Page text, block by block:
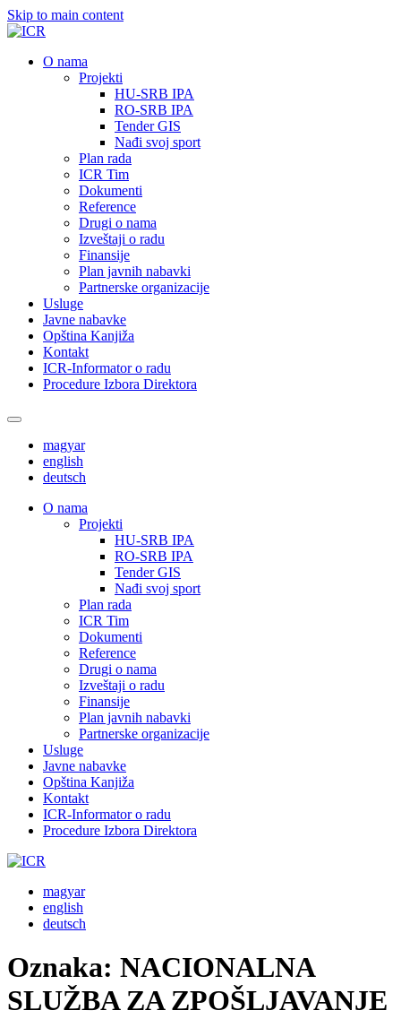
Skip to main content
О nama
Projekti
HU-SRB IPA
RO-SRB IPA
Tender GIS
Nađi svoj sport
Plan rada
ICR Tim
Dokumenti
Reference
Drugi o nama
Izveštaji o radu
Finansije
Plan javnih nabavki
Partnerske organizacije
Usluge
Javne nabavke
Opština Kanjiža
Kontakt
ICR-Informator o radu
Procedure Izbora Direktora
magyar
english
deutsch
О nama
Projekti
HU-SRB IPA
RO-SRB IPA
Tender GIS
Nađi svoj sport
Plan rada
ICR Tim
Dokumenti
Reference
Drugi o nama
Izveštaji o radu
Finansije
Plan javnih nabavki
Partnerske organizacije
Usluge
Javne nabavke
Opština Kanjiža
Kontakt
ICR-Informator o radu
Procedure Izbora Direktora
magyar
english
deutsch
Oznaka: NACIONALNA
SLUŽBA ZA ZPOŠLJAVANJE